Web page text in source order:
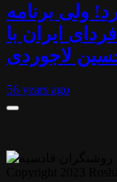
ولی برنامه
ایران با
لاجوردی
56 years ago